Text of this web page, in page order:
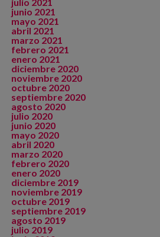
junio 2021
mayo 2021
abril 2021
marzo 2021
febrero 2021
enero 2021
diciembre 2020
noviembre 2020
octubre 2020
septiembre 2020
agosto 2020
julio 2020
junio 2020
mayo 2020
abril 2020
marzo 2020
febrero 2020
enero 2020
diciembre 2019
noviembre 2019
octubre 2019
septiembre 2019
agosto 2019
julio 2019